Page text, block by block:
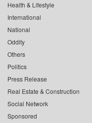
Health & Lifestyle
International
National
Oddity
Others
Politics
Press Release
Real Estate & Construction
Social Network
Sponsored